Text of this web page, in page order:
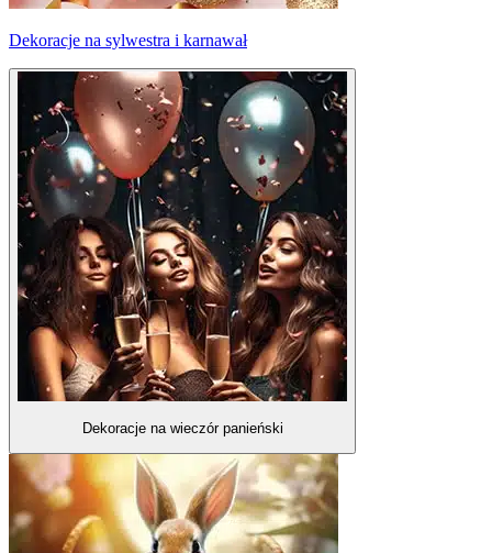
Dekoracje na sylwestra i karnawał
Dekoracje na wieczór panieński